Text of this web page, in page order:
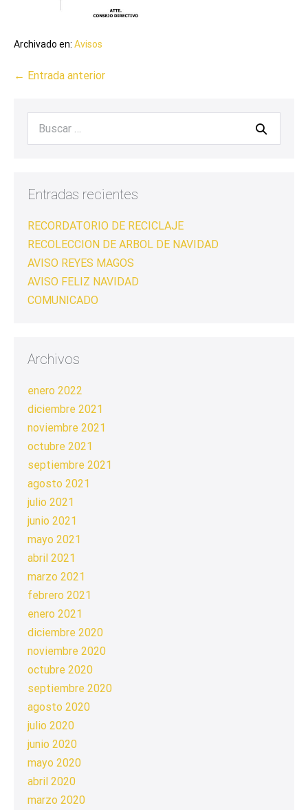
Archivado en: Avisos
← Entrada anterior
Entradas recientes
RECORDATORIO DE RECICLAJE
RECOLECCION DE ARBOL DE NAVIDAD
AVISO REYES MAGOS
AVISO FELIZ NAVIDAD
COMUNICADO
Archivos
enero 2022
diciembre 2021
noviembre 2021
octubre 2021
septiembre 2021
agosto 2021
julio 2021
junio 2021
mayo 2021
abril 2021
marzo 2021
febrero 2021
enero 2021
diciembre 2020
noviembre 2020
octubre 2020
septiembre 2020
agosto 2020
julio 2020
junio 2020
mayo 2020
abril 2020
marzo 2020